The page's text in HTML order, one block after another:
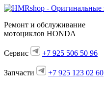
Ремонт и обслуживание
мотоциклов HONDA
Сервис +7 925 506 50 96
Запчасти +7 925 123 02 60